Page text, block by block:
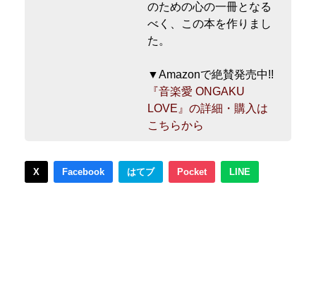
のための心の一冊となる
べく、この本を作りまし
た。
▼Amazonで絶賛発売中!!
『音楽愛 ONGAKU
LOVE』の詳細・購入は
こちらから
X Facebook はてブ Pocket LINE